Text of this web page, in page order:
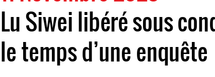
Lu Siwei libéré sous
le temps d’une enquête